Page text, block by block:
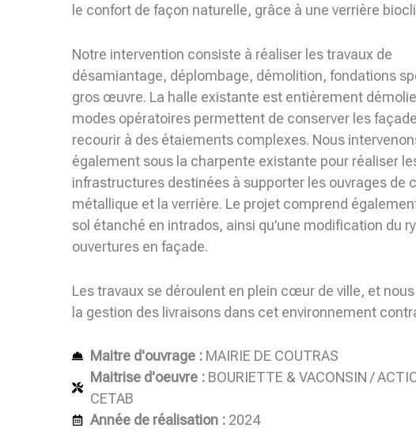
le confort de façon naturelle, grâce à une verrière
Notre intervention consiste à réaliser les travaux de
désamiantage, déplombage, démolition, fondations
gros œuvre. La halle existante est entièrement
modes opératoires permettent de conserver les
recourir à des étaiements complexes. Nous
également sous la charpente existante pour réaliser
infrastructures destinées à supporter les ouvrages de
métallique et la verrière. Le projet comprend
sol étanché en intrados, ainsi qu’une modification du
ouvertures en façade.
Les travaux se déroulent en plein cœur de ville, et
la gestion des livraisons dans cet environnement
Maitre d'ouvrage :MAIRIE DE COUTRAS
Maitrise d'oeuvre :BOURIETTE & VACONSIN /
CETAB
Année de réalisation :2024